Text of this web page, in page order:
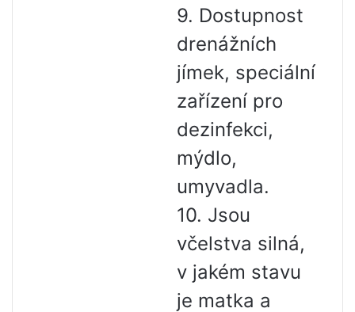
9. Dostupnost
drenážních
jímek, speciální
zařízení pro
dezinfekci,
mýdlo,
umyvadla.
10. Jsou
včelstva silná,
v jakém stavu
je matka a